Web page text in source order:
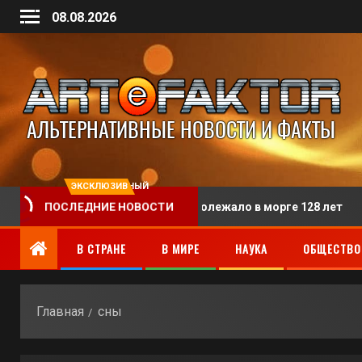
08.08.2026
ЭКСКЛЮЗИВНЫЙ
ПОСЛЕДНИЕ НОВОСТИ
тело которого пролежало в морге 128 лет
В СТРАНЕ В МИРЕ НАУКА ОБЩЕСТВО
Главная сны